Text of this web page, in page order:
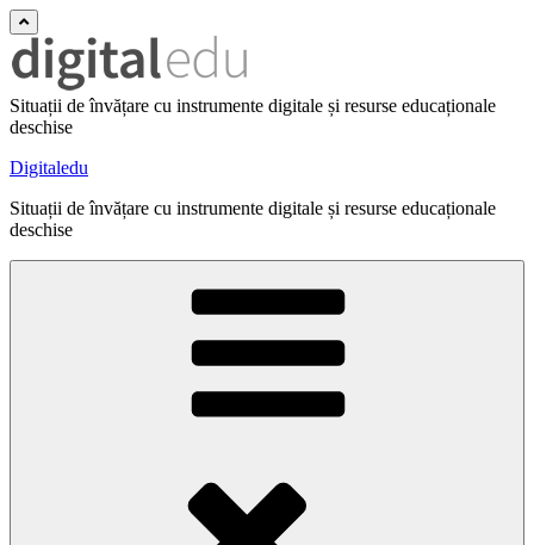
Situații de învățare cu instrumente digitale și resurse educaționale
deschise
Digitaledu
Situații de învățare cu instrumente digitale și resurse educaționale
deschise